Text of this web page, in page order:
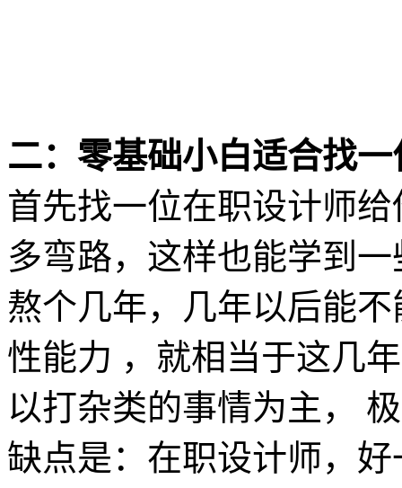
二：零基础小白适合找
首先找一位在职设计师
多弯路，这样也能学到
熬个几年，几年以后能
性能力 ，就相当于这几
以打杂类的事情为主，
缺点是：在职设计师，